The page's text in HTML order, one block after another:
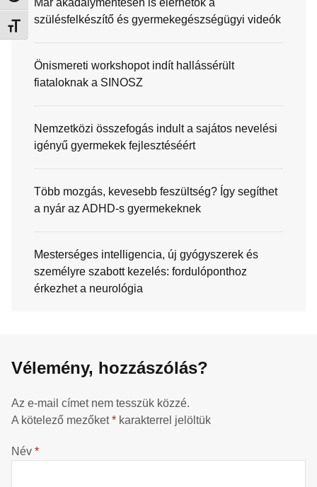
Betűméret váltása
Már akadálymentesen is elérhetők a
szülésfelkészítő és gyermekegészségügyi videók
Önismereti workshopot indít hallássérült
fiataloknak a SINOSZ
Nemzetközi összefogás indult a sajátos nevelési
igényű gyermekek fejlesztéséért
Több mozgás, kevesebb feszültség? Így segíthet
a nyár az ADHD-s gyermekeknek
Mesterséges intelligencia, új gyógyszerek és
személyre szabott kezelés: fordulóponthoz
érkezhet a neurológia
Vélemény, hozzászólás?
Az e-mail címet nem tesszük közzé.
A kötelező mezőket* karakterrel jelöltük
Név *